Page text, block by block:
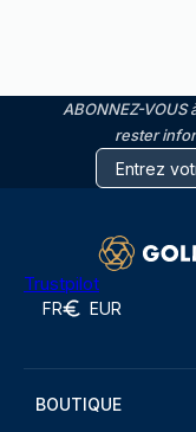
ABONNEZ-VOUS
rester
Trustpilot
FR EUR
BOUTIQUE